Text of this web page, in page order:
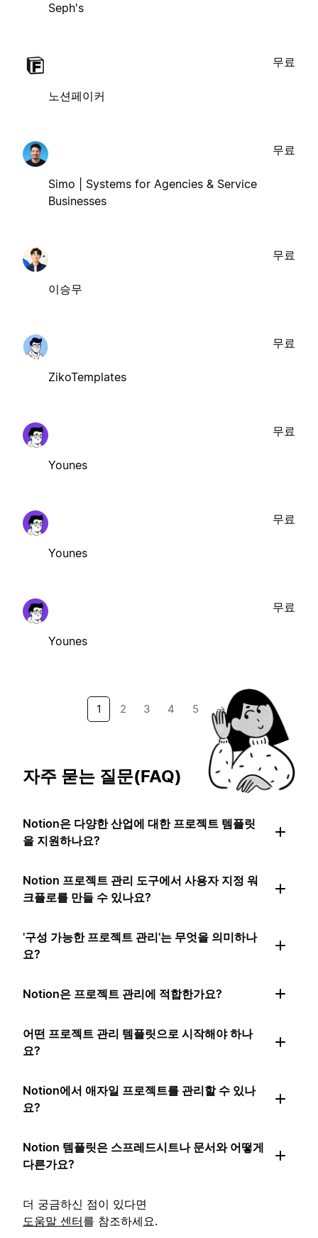
Seph's
노션페이커
무료
Simo | Systems for Agencies & Service
Businesses
무료
이승무
무료
ZikoTemplates
무료
Younes
무료
Younes
무료
Younes
무료
1 2 3 4 5 →
자주 묻는 질문(FAQ)
Notion은 다양한 산업에 대한 프로젝트 템플릿
을 지원하나요?
Notion 프로젝트 관리 도구에서 사용자 지정 워
크플로를 만들 수 있나요?
'구성 가능한 프로젝트 관리'는 무엇을 의미하나
요?
Notion은 프로젝트 관리에 적합한가요?
어떤 프로젝트 관리 템플릿으로 시작해야 하나
요?
Notion에서 애자일 프로젝트를 관리할 수 있나
요?
Notion 템플릿은 스프레드시트나 문서와 어떻게
다른가요?
더 궁금하신 점이 있다면
도움말 센터를 참조하세요.